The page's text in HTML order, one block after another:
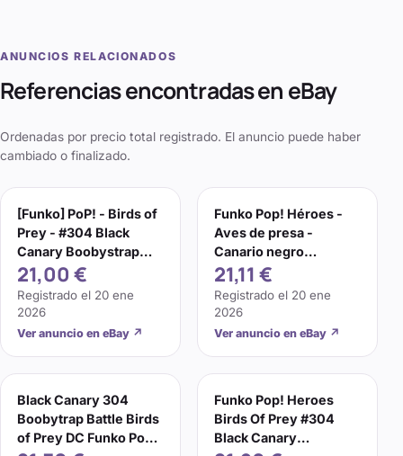
ANUNCIOS RELACIONADOS
Referencias encontradas en eBay
Ordenadas por precio total registrado. El anuncio puede haber
cambiado o finalizado.
[Funko] PoP! - Birds of
Prey - #304 Black
Canary Boobystrap
battle
21,00 €
Registrado el 20 ene
2026
Ver anuncio en eBay ↗
Funko Pop! Héroes -
Aves de presa -
Canario negro
(Boobytrap Battle)
#304
21,11 €
Registrado el 20 ene
2026
Ver anuncio en eBay ↗
Black Canary 304
Boobytrap Battle Birds
of Prey DC Funko Pop
Funko Pop! Heroes
Birds Of Prey #304
Black Canary